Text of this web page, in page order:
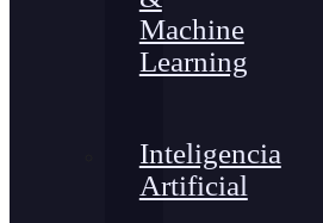
Machine
Learning
Inteligencia
Artificial